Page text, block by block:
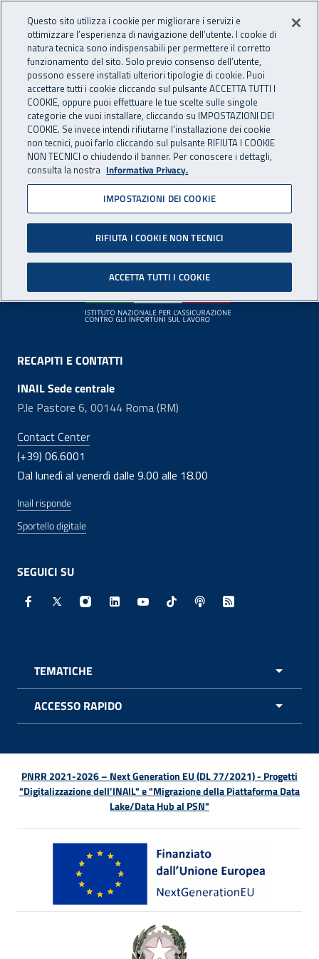
INAIL - Istituto Nazionale
Apri cerca
Navigazione principale
Pagina non disponibile
Il contenuto non è stato trovato. Per continuare la
navigazione è possibile ritornare alla
Footer
RECAPITI E CONTATTI
INAIL Sede centrale
P.le Pastore 6, 00144 Roma (RM)
Contact Center
(+39) 06.6001
Dal lunedì al venerdì dalle 9.00 alle 18.00
Inail risponde
Sportello digitale
SEGUICI SU
Facebook - Sito esterno - Apertura in nuova finestra
X - Sito esterno - Apertura in nuova finestra
Instagram - Sito esterno - Apertura in
Linkedin - Sito esterno - Apertura in
Youtube - Sito esterno -
TikTok - Sito esterno -
Spreaker - Sito
Feed RSS -
TEMATICHE
ACCESSO RAPIDO
PNRR 2021-2026 – Next Generation EU (DL 77/2021) - Progetti
"Digitalizzazione dell’INAIL" e "Migrazione della Piattaforma Data
Lake/Data Hub al PSN"
Questo sito utilizza i cookie per migliorare i servizi e
ottimizzare l’esperienza di navigazione dell’utente. I cookie di
natura tecnica sono indispensabili per permettere il corretto
funzionamento del sito. Solo previo consenso dell’utente,
possono essere installati ulteriori tipologie di cookie. Puoi
accettare tutti i cookie cliccando sul pulsante ACCETTA TUTTI I
COOKIE, oppure puoi effettuare le tue scelte sulle singole
categorie che vuoi installare, cliccando su IMPOSTAZIONI DEI
COOKIE. Se invece intendi rifiutarne l’installazione dei cookie
non tecnici, puoi farlo cliccando sul pulsante RIFIUTA I COOKIE
NON TECNICI o chiudendo il banner. Per conoscere i dettagli,
consulta la nostra Informativa Privacy.
IMPOSTAZIONI DEI COOKIE
RIFIUTA I COOKIE NON TECNICI
ACCETTA TUTTI I COOKIE